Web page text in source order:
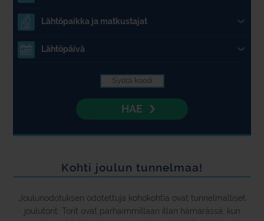
Lähtöpaikka ja matkustajat
Lähtöpäivä
HAE
Kohti joulun tunnelmaa!
Joulunodotuksen odotettuja kohokohtia ovat tunnelmalliset
joulutorit. Torit ovat parhaimmillaan illan hämärässä, kun